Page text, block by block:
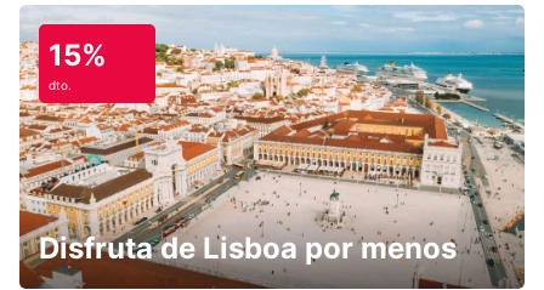
15%
dto.
Disfruta de Lisboa por menos